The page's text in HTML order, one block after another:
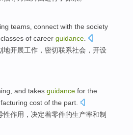
teams, connect with the society
of career guidance.
地开展工作， 密切联系社会 ， 开设
, and takes guidance for the
cost of the part.
性作用， 决定着零件的生产率和制